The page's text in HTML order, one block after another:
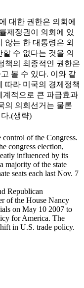
대한 권한은 의회에
제정권이 의회에 있
않는 한 대통령은 외
수 없다는 것을 의
책의 최종적인 권한은
볼 수 있다. 이와 같
따라 미국의 경제정책
계적으로 큰 파급효과
의 의회선거는 물론
.(생략)
of the Congress.
congress election,
influenced by its
majority of the state
seats each last Nov. 7
Republican
of the House Nancy
on May 10 2007 to
for America. The
in U.S. trade policy.